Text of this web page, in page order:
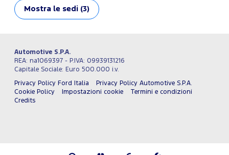
Mostra le sedi (3)
Automotive S.P.A.
REA: na1069397 - P.IVA: 09939131216
Capitale Sociale: Euro 500.000 i.v.
Privacy Policy Ford Italia
Privacy Policy Automotive S.P.A.
Cookie Policy
Impostazioni cookie
Termini e condizioni
Credits